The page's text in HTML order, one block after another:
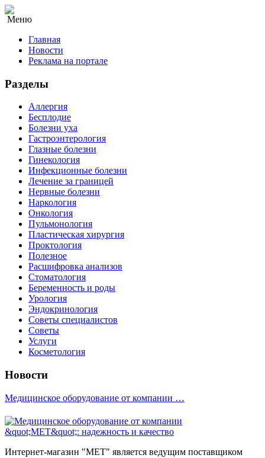
Меню
Главная
Новости
Реклама на портале
Разделы
Аллергия
Бесплодие
Болезни уха
Гастроэнтерология
Глазные болезни
Гинекология
Инфекционные болезни
Лечение за границей
Нервные болезни
Наркология
Онкология
Пульмонология
Пластическая хирургия
Проктология
Полезное
Расшифровка анализов
Стоматология
Беременность и роды
Урология
Эндокринология
Советы специалистов
Советы
Услуги
Косметология
Новости
Медицинское оборудование от компании …
Интернет-магазин "МЕТ" является ведущим поставщиком